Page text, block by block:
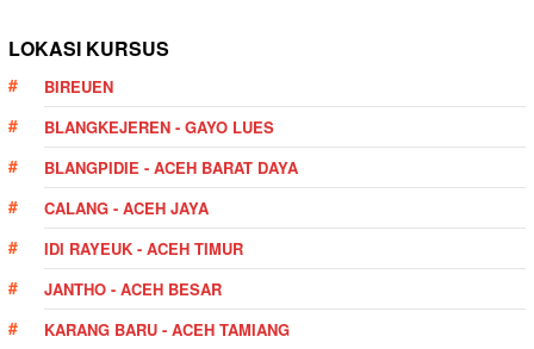
LOKASI KURSUS
BIREUEN
BLANGKEJEREN - GAYO LUES
BLANGPIDIE - ACEH BARAT DAYA
CALANG - ACEH JAYA
IDI RAYEUK - ACEH TIMUR
JANTHO - ACEH BESAR
KARANG BARU - ACEH TAMIANG